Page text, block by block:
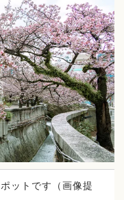
ットです（画像提